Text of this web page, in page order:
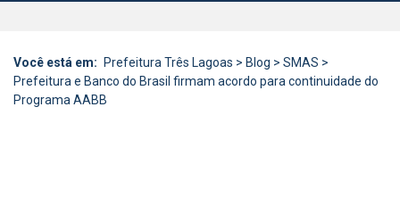
Você está em: Prefeitura Três Lagoas > Blog > SMAS >
Prefeitura e Banco do Brasil firmam acordo para continuidade do
Programa AABB